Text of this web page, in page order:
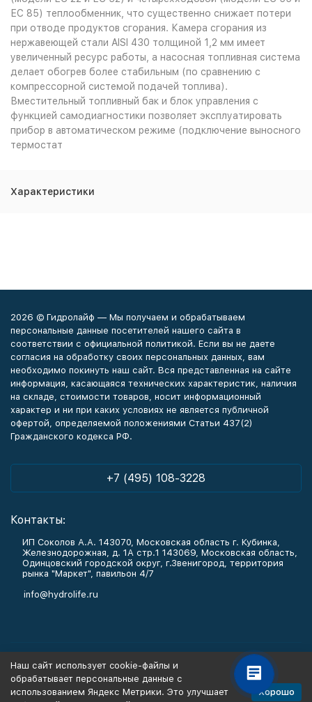
ЕС 85) теплообменник, что существенно снижает потери
при отводе продуктов сгорания. Камера сгорания из
нержавеющей стали AISI 430 толщиной 1,2 мм имеет
увеличенный ресурс работы, а насосная топливная система
делает обогрев более стабильным (по сравнению с
компрессорной системой подачей топлива).
Вместительный топливный бак и блок управления с
функцией самодиагностики позволяет эксплуатировать
прибор в автоматическом режиме (подключение выносного
термостат
Характеристики
2026 © Гидролайф — Мы получаем и обрабатываем
персональные данные посетителей нашего сайта в
соответствии с официальной политикой. Если вы не даете
согласия на обработку своих персональных данных, вам
необходимо покинуть наш сайт. Вся представленная на сайте
информация, касающаяся технических характеристик, наличия
на складе, стоимости товаров, носит информационный
характер и ни при каких условиях не является публичной
офертой, определяемой положениями Статьи 437(2)
Гражданского кодекса РФ.
+7 (495) 108-3228
Контакты:
ИП Соколов А.А. 143070, Московская область г. Кубинка,
Железнодорожная, д. 1А стр.1 143069, Московская область,
Одинцовский городской округ, г.Звенигород, территория
рынка "Маркет", павильон 4/7
info@hydrolife.ru
Информация
Наш сайт использует cookie-файлы и
обрабатывает персональные данные с
использованием Яндекс Метрики. Это улучшает
Хорошо